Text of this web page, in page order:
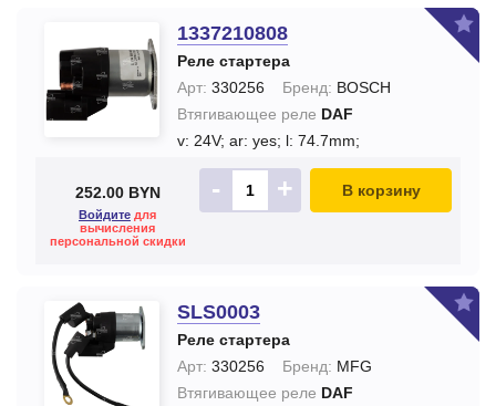
1337210808
Реле стартера
Арт: 330256 Бренд: BOSCH
Втягивающее реле DAF
v: 24V; ar: yes; l: 74.7mm;
252.00 BYN
Войдите для
вычисления
персональной скидки
- + В корзину
SLS0003
Реле стартера
Арт: 330256 Бренд: MFG
Втягивающее реле DAF